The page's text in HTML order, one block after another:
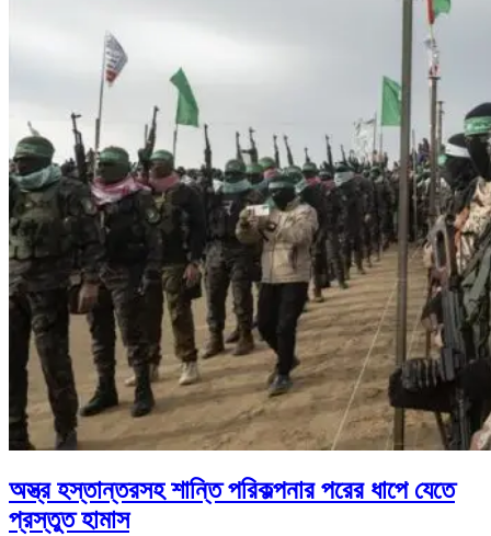
অস্ত্র হস্তান্তরসহ শান্তি পরিকল্পনার পরের ধাপে যেতে
প্রস্তুত হামাস